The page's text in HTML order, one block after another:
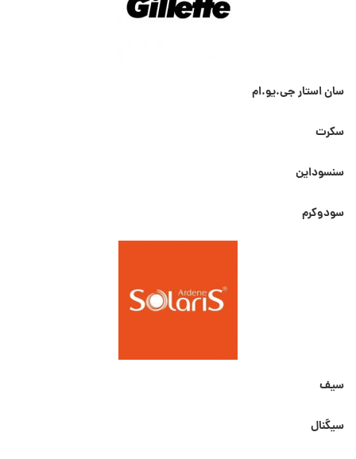
سان استار جی.یو.ام
سکرت
سنسوداین
سودوکرم
سیف
سیگنال